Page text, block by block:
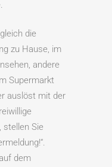
die
zu Hause, im
andere
Supermarkt
auslöst mit der
stellen Sie
dem